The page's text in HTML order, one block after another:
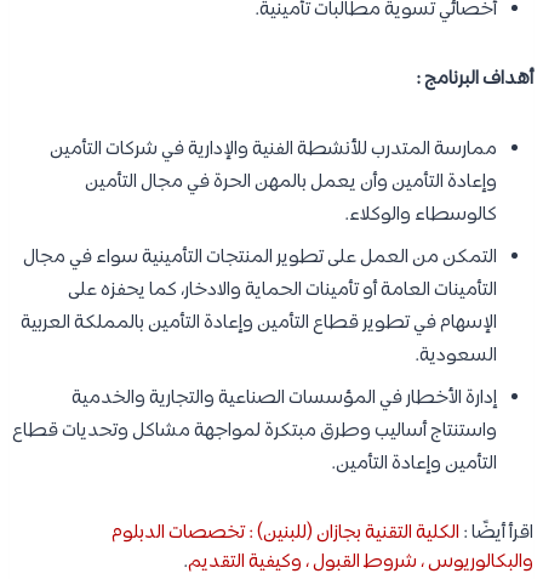
أخصائي تسوية مطالبات تأمينية.
أهداف البرنامج :
ممارسة المتدرب للأنشطة الفنية والإدارية في شركات التأمين
وإعادة التأمين وأن يعمل بالمهن الحرة في مجال التأمين
كالوسطاء والوكلاء.
التمكن من العمل على تطوير المنتجات التأمينية سواء في مجال
التأمينات العامة أو تأمينات الحماية والادخار، كما يحفزه على
الإسهام في تطوير قطاع التأمين وإعادة التأمين بالمملكة العربية
السعودية.
إدارة الأخطار في المؤسسات الصناعية والتجارية والخدمية
واستنتاج أساليب وطرق مبتكرة لمواجهة مشاكل وتحديات قطاع
التأمين وإعادة التأمين.
اقرأ أيضًا : الكلية التقنية بجازان (للبنين) : تخصصات الدبلوم
والبكالوريوس ، شروط القبول ، وكيفية التقديم.